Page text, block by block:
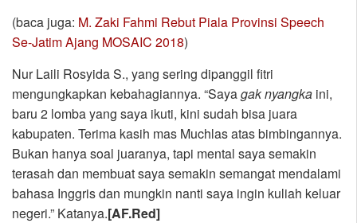
(baca juga: M. Zaki Fahmi Rebut Piala Provinsi Speech
Se-Jatim Ajang MOSAIC 2018)
Nur Laili Rosyida S., yang sering dipanggil fitri
mengungkapkan kebahagiannya. “Sayagak nyangka ini,
baru 2 lomba yang saya ikuti, kini sudah bisa juara
kabupaten. Terima kasih mas Muchlas atas bimbingannya.
Bukan hanya soal juaranya, tapi mental saya semakin
terasah dan membuat saya semakin semangat mendalami
bahasa Inggris dan mungkin nanti saya ingin kuliah keluar
negeri.” Katanya.[AF.Red]